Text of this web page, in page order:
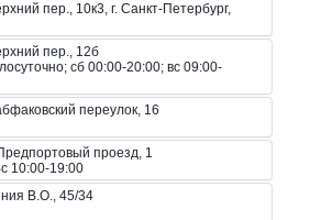
пер., 10к3, г. Санкт-Петербург,
пер., 12б
сб 00:00-20:00; вс 09:00-
переулок, 16
проезд, 1
10:00-19:00
В.О., 45/34